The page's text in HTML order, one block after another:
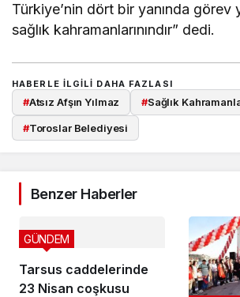
Türkiye’nin dört bir yanında görev
sağlık kahramanlarınındır” dedi.
HABERLE ILGILI DAHA FAZLASI
#Atsız Afşın Yılmaz #Sağlık
#Toroslar Belediyesi
Benzer Haberler
Tarsus caddelerinde
23 Nisan coşkusu
GÜNDEM